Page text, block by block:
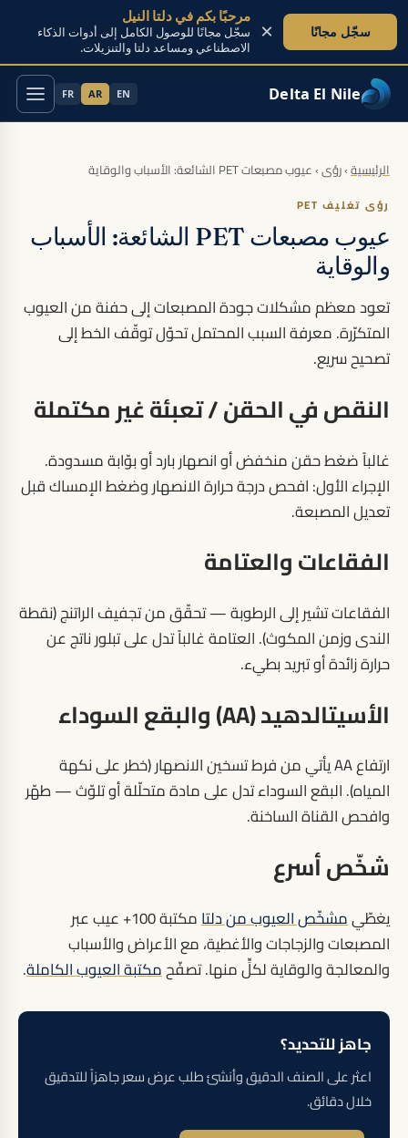
Delta El Nile
EN
AR
FR
الرئيسية›رؤى›عيوب مصبعات PET الشائعة: الأسباب والوقاية
رؤى تغليف PET
عيوب مصبعات PET الشائعة: الأسباب
والوقاية
تعود معظم مشكلات جودة المصبعات إلى حفنة من العيوب
المتكرّرة. معرفة السبب المحتمل تحوّل توقّف الخط إلى
تصحيح سريع.
النقص في الحقن / تعبئة غير مكتملة
غالباً ضغط حقن منخفض أو انصهار بارد أو بوّابة مسدودة.
الإجراء الأول: افحص درجة حرارة الانصهار وضغط الإمساك قبل
تعديل المصبعة.
الفقاعات والعتامة
الفقاعات تشير إلى الرطوبة — تحقّق من تجفيف الراتنج (نقطة
الندى وزمن المكوث). العتامة غالباً تدل على تبلور ناتج عن
حرارة زائدة أو تبريد بطيء.
الأسيتالدهيد (AA) والبقع السوداء
ارتفاع AA يأتي من فرط تسخين الانصهار (خطر على نكهة
المياه). البقع السوداء تدل على مادة متحلّلة أو تلوّث — طهّر
وافحص القناة الساخنة.
شخّص أسرع
يغطّيمشخّص العيوب من دلتا
مكتبة 100+ عيب عبر
المصبعات والزجاجات والأغطية، مع الأعراض والأسباب
والمعالجة والوقاية لكلٍّ منها. تصفّحمكتبة العيوب الكاملة.
جاهز للتحديد؟
اعثر على الصنف الدقيق وأنشئ طلب عرض سعر جاهزاً للتدقيق
خلال دقائق.
مرحبًا بكم في دلتا النيل
سجّل مجانًا للوصول الكامل إلى أدوات الذكاء
الاصطناعي ومساعد دلتا والتنزيلات.
سجّل مجانًا ×